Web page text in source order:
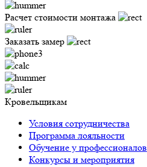
Расчет стоимости монтажа
Заказать замер
Кровельщикам
Условия сотрудничества
Программа лояльности
Обучение у профессионалов
Конкурсы и мероприятия